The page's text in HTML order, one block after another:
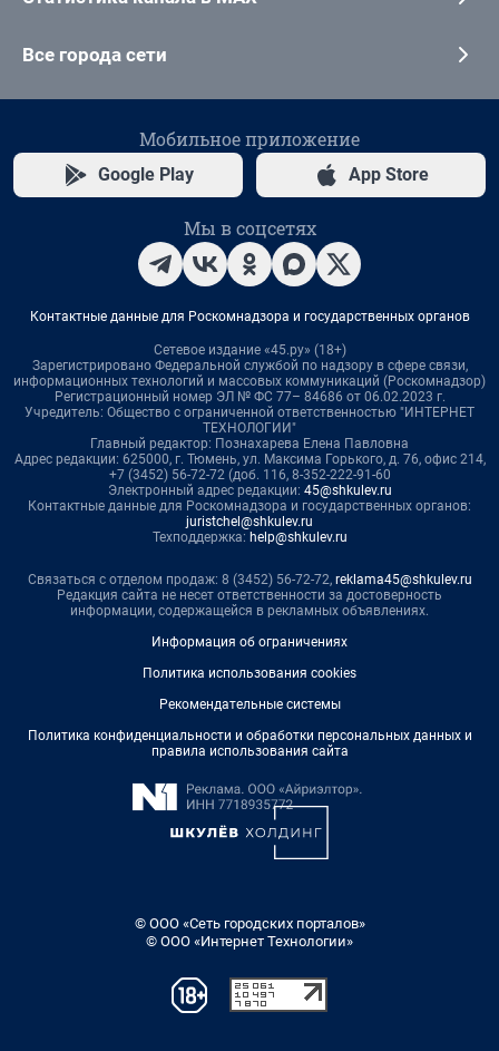
Все города сети
Мобильное приложение
Google Play App Store
Мы в соцсетях
Контактные данные для Роскомнадзора и государственных органов
Сетевое издание «45.ру» (18+)
Зарегистрировано Федеральной службой по надзору в сфере связи,
информационных технологий и массовых коммуникаций (Роскомнадзор)
Регистрационный номер ЭЛ № ФС 77– 84686 от 06.02.2023 г.
Учредитель: Общество с ограниченной ответственностью "ИНТЕРНЕТ
ТЕХНОЛОГИИ"
Главный редактор: Познахарева Елена Павловна
Адрес редакции: 625000, г. Тюмень, ул. Максима Горького, д. 76, офис 214,
+7 (3452) 56-72-72 (доб. 116, 8-352-222-91-60
Электронный адрес редакции: 45@shkulev.ru
Контактные данные для Роскомнадзора и государственных органов:
juristchel@shkulev.ru
Техподдержка: help@shkulev.ru
Связаться с отделом продаж: 8 (3452) 56-72-72, reklama45@shkulev.ru
Редакция сайта не несет ответственности за достоверность
информации, содержащейся в рекламных объявлениях.
Информация об ограничениях
Политика использования cookies
Рекомендательные системы
Политика конфиденциальности и обработки персональных данных и
правила использования сайта
© ООО «Сеть городских порталов»
© ООО «Интернет Технологии»